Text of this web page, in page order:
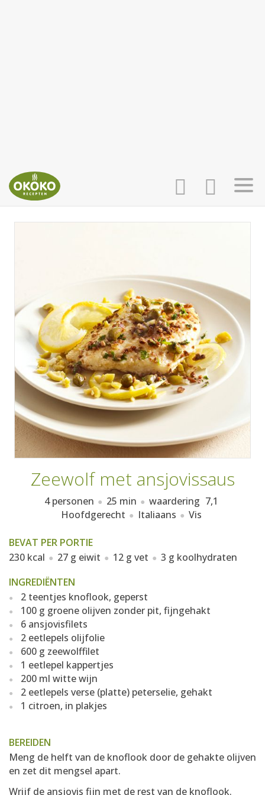
AANMELDEN
RECEPTEN
WEEKMENU'S
KOOKBOEKEN
Zeewolf met ansjovissaus
4 personen 25 min waardering 7,1
Hoofdgerecht
Italiaans Vis
BEVAT PER PORTIE
230 kcal
27 g eiwit 12 g vet
3 g koolhydraten
INGREDIËNTEN
2 teentjes knoflook, geperst
100 g groene olijven zonder pit, fijngehakt
6 ansjovisfilets
2 eetlepels olijfolie
600 g zeewolffilet
1 eetlepel kappertjes
200 ml witte wijn
2 eetlepels verse (platte) peterselie, gehakt
1 citroen, in plakjes
BEREIDEN
Meng de helft van de knoflook door de gehakte olijven
en zet dit mengsel apart.
Wrijf de ansjovis fijn met de rest van de knoflook.